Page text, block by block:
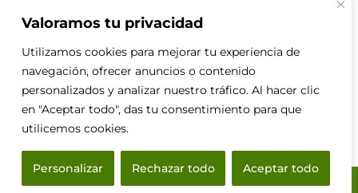
Valoramos tu privacidad
Utilizamos cookies para mejorar tu experiencia de
navegación, ofrecer anuncios o contenido
personalizados y analizar nuestro tráfico. Al hacer clic
en "Aceptar todo", das tu consentimiento para que
utilicemos cookies.
Personalizar Rechazar todo Aceptar todo
En Bestialis unimos calidad, confianza y pasión por los
merecen. Porque su bienestar no es solo nuestra
prioridad, es nuestra razón de ser.
F
a
c
o
k
© 2026 Bestialis · Todos los derechos reservados.